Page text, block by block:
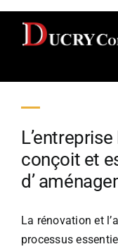
Skip
content
Réalisations
Nos métiers
L’entreprise
conçoit et
d’
La rénovation et
processus